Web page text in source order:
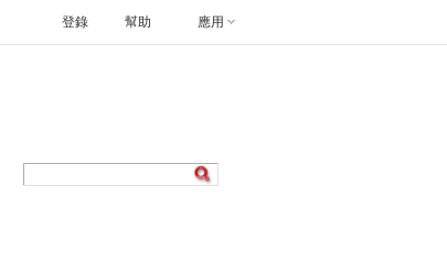
幫助 應用
登錄